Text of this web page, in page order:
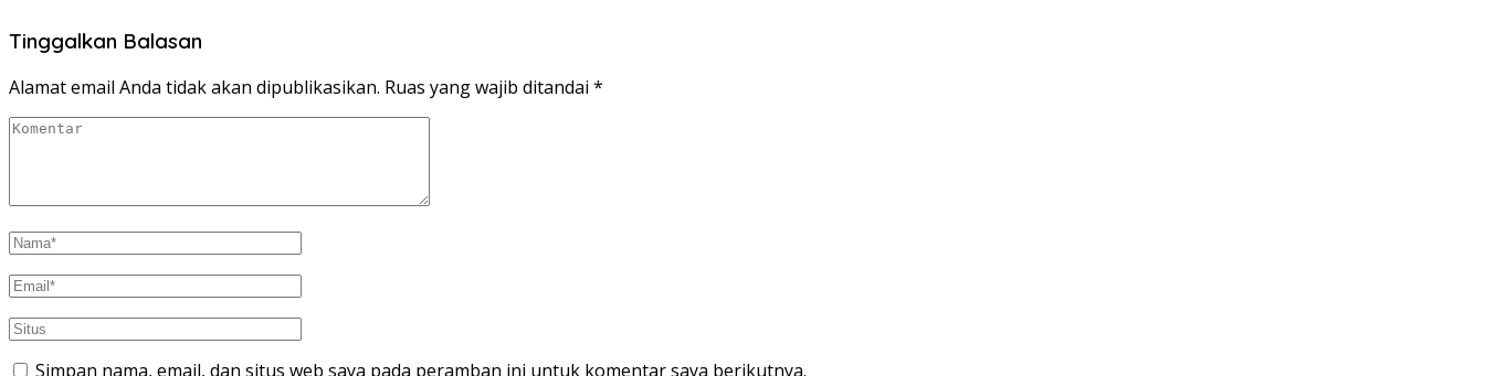
Tinggalkan Balasan
Alamat email Anda tidak akan dipublikasikan. Ruas yang wajib ditandai *
Simpan nama, email, dan situs web saya pada peramban ini untuk komentar saya berikutnya.